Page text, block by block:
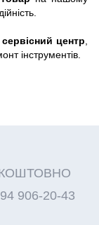
центр
інструментів.
906-20-43